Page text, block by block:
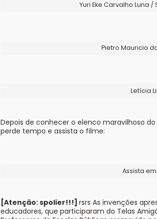
Yuri Eke Carvalho Luna
Pietro Mauricio
Letícia
Depois de conhecer o elenco maravilhoso
perde tempo e assista o filme:
Assista
[Atenção: spolier!!!] rsrs As invenções
educadores, que participaram do Telas